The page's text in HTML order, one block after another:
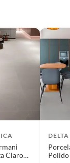
Claro
DELTA